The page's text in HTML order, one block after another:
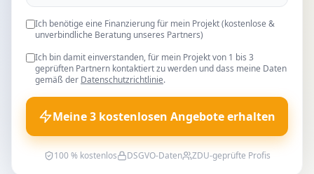
Ich benötige eine Finanzierung für mein Projekt (kostenlose &
unverbindliche Beratung unseres Partners)
Ich bin damit einverstanden, für mein Projekt von 1 bis 3
geprüften Partnern kontaktiert zu werden und dass meine Daten
gemäß der Datenschutzrichtlinie.
Meine 3 kostenlosen Angebote erhalten
100 % kostenlos DSGVO-Daten ZDU-geprüfte Profis